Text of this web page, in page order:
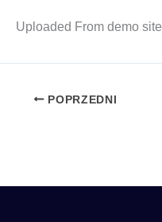
Uplo­aded From demo site
POPRZEDNI